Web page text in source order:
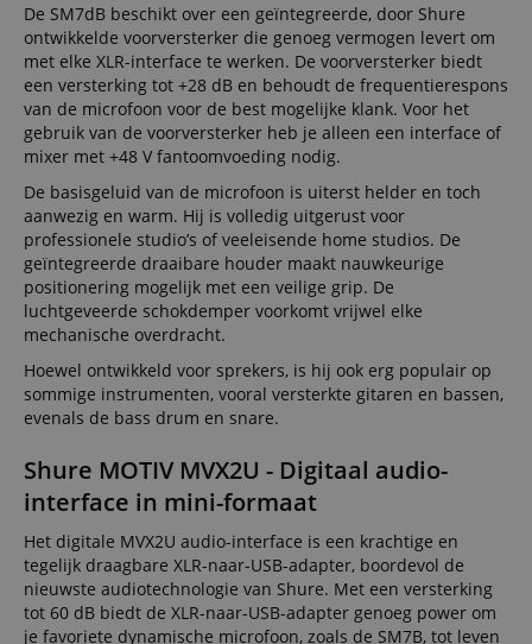
De SM7dB beschikt over een geïntegreerde, door Shure
ontwikkelde voorversterker die genoeg vermogen levert om
met elke XLR-interface te werken. De voorversterker biedt
een versterking tot +28 dB en behoudt de frequentierespons
van de microfoon voor de best mogelijke klank. Voor het
gebruik van de voorversterker heb je alleen een interface of
mixer met +48 V fantoomvoeding nodig.
De basisgeluid van de microfoon is uiterst helder en toch
aanwezig en warm. Hij is volledig uitgerust voor
professionele studio’s of veeleisende home studios. De
geïntegreerde draaibare houder maakt nauwkeurige
positionering mogelijk met een veilige grip. De
luchtgeveerde schokdemper voorkomt vrijwel elke
mechanische overdracht.
Hoewel ontwikkeld voor sprekers, is hij ook erg populair op
sommige instrumenten, vooral versterkte gitaren en bassen,
evenals de bass drum en snare.
Shure MOTIV MVX2U - Digitaal audio-
interface in mini-formaat
Het digitale MVX2U audio-interface is een krachtige en
tegelijk draagbare XLR-naar-USB-adapter, boordevol de
nieuwste audiotechnologie van Shure. Met een versterking
tot 60 dB biedt de XLR-naar-USB-adapter genoeg power om
je favoriete dynamische microfoon, zoals de SM7B, tot leven